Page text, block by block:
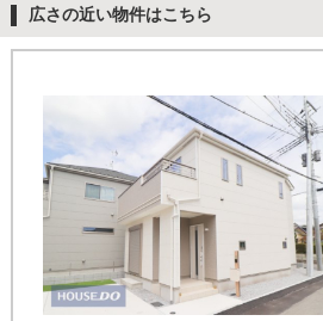
広さの近い物件はこちら